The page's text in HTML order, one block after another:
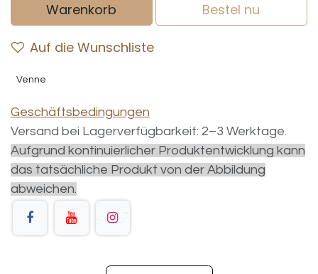
Warenkorb
Bestel nu
Auf die Wunschliste
Venne
Geschäftsbedingungen
Versand bei Lagerverfügbarkeit: 2–3 Werktage.
Aufgrund kontinuierlicher Produktentwicklung kann
das tatsächliche Produkt von der Abbildung
abweichen.